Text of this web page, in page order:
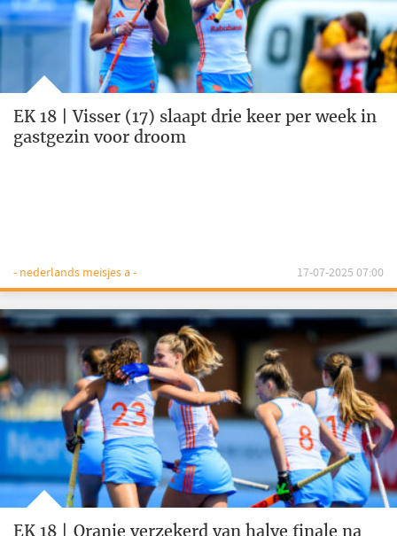
EK 18 | Visser (17) slaapt drie keer per week in
gastgezin voor droom
- nederlands meisjes a - 17-07-2025 07:00
EK 18 | Oranje verzekerd van halve finale na